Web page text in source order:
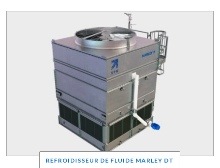
REFROIDISSEUR DE FLUIDE MARLEY DT